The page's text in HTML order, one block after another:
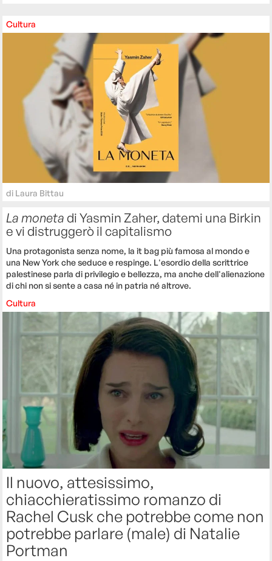
Cultura
di Laura Bittau
La monetadi Yasmin Zaher, datemi una Birkin
e vi distruggerò il capitalismo
Una protagonista senza nome, la it bag più famosa al mondo e
una New York che seduce e respinge. L'esordio della scrittrice
palestinese parla di privilegio e bellezza, ma anche dell'alienazione
di chi non si sente a casa né in patria né altrove.
Cultura
Il nuovo, attesissimo,
chiacchieratissimo romanzo di
Rachel Cusk che potrebbe come non
potrebbe parlare (male) di Natalie
Portman